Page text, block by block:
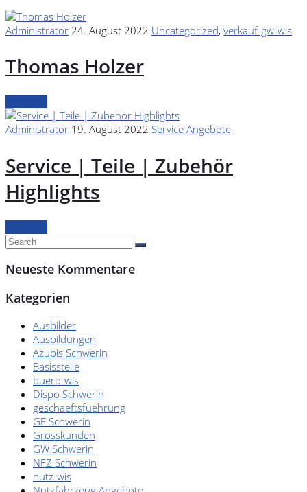
Administrator 24. August 2022 Uncategorized, verkauf-gw-wis
Thomas Holzer
Administrator 19. August 2022 Service Angebote
Service | Teile | Zubehör
Highlights
Neueste Kommentare
Kategorien
Ausbilder
Ausbildungen
Azubis Schwerin
Basisstelle
buero-wis
Dispo Schwerin
geschaeftsfuehrung
GF Schwerin
Grosskunden
GW Schwerin
NFZ Schwerin
nutz-wis